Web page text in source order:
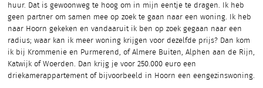
huur. Dat is gewoonweg te hoog om in mijn eentje te dragen. Ik heb
geen partner om samen mee op zoek te gaan naar een woning. Ik heb
naar Hoorn gekeken en vandaaruit ik ben op zoek gegaan naar een
radius; waar kan ik meer woning krijgen voor dezelfde prijs? Dan kom
ik bij Krommenie en Purmerend, of Almere Buiten, Alphen aan de Rijn,
Katwijk of Woerden. Dan krijg je voor 250.000 euro een
driekamerappartement of bijvoorbeeld in Hoorn een eengezinswoning.